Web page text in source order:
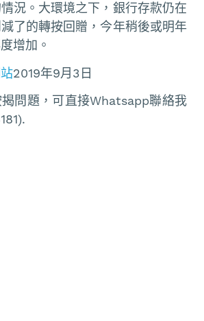
況。大環境之下，銀行存款仍在
了的轉按回贈，今年稍後或明年
增加。
2019年9月3日
問題，可直接Whatsapp聯絡我